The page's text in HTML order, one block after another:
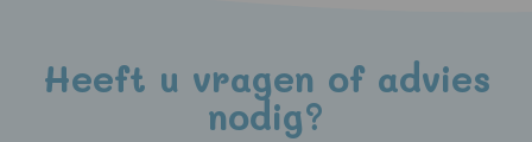
Heeft u vragen of advies
nodig?